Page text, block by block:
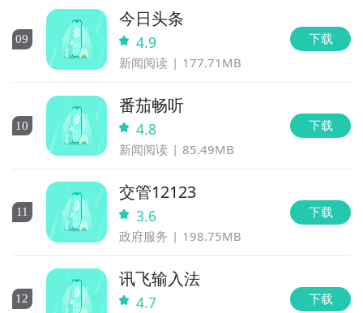
09
今日头条
4.9
新闻阅读 177.71MB
下载
10
番茄畅听
4.8
新闻阅读 85.49MB
下载
11
交管12123
3.6
政府服务 198.75MB
下载
12
讯飞输入法
4.7 下载